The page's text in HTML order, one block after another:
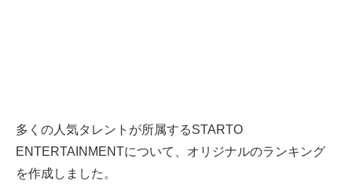
多くの人気タレントが所属するSTARTO
ENTERTAINMENTについて、オリジナルのランキング
を作成しました。